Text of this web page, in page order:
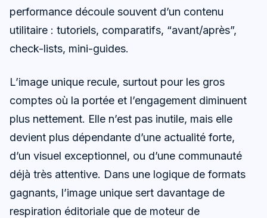
performance découle souvent d’un contenu
utilitaire : tutoriels, comparatifs, “avant/après”,
check-lists, mini-guides.
L’image unique recule, surtout pour les gros
comptes où la portée et l’engagement diminuent
plus nettement. Elle n’est pas inutile, mais elle
devient plus dépendante d’une actualité forte,
d’un visuel exceptionnel, ou d’une communauté
déjà très attentive. Dans une logique de formats
gagnants, l’image unique sert davantage de
respiration éditoriale que de moteur de